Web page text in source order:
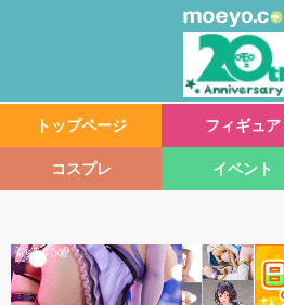
トップページ フィギュア
コスプレ イベント